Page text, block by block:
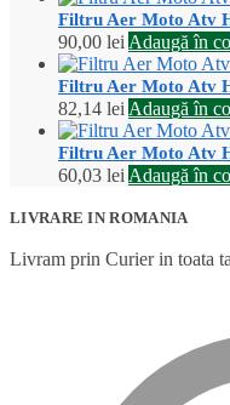
Filtru Aer Moto Atv
90,00 lei Adaugă în
Filtru Aer Moto Atv
82,14 lei Adaugă în
Filtru Aer Moto Atv
60,03 lei Adaugă în
LIVRARE IN ROMANIA
Livram prin Curier in toata